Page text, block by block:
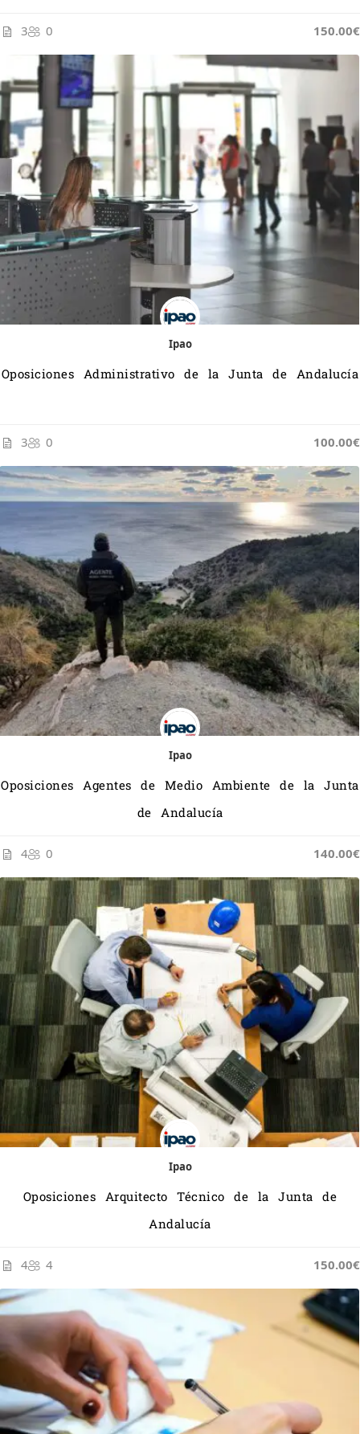
3 0 150.00€
Ipao
Oposiciones Administrativo de la Junta de Andalucía
3 0 100.00€
Ipao
Oposiciones Agentes de Medio Ambiente de la Junta
de Andalucía
4 0 140.00€
Ipao
Oposiciones Arquitecto Técnico de la Junta de
Andalucía
4 4 150.00€